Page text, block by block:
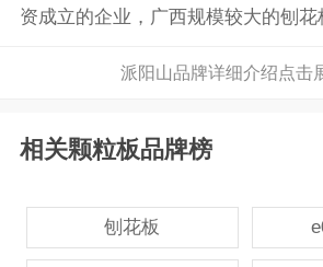
资成立的企业，广西规模较大的刨
派阳山品牌详细介绍点击
相关颗粒板品牌榜
刨花板